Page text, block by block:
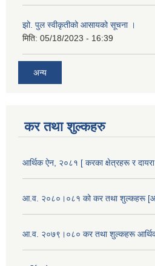
झो. पुल स्वीकृतीको आसायको सूचना ।
मिति: 05/18/2023 - 16:39
अन्य
कर तथा शुल्कहरु
आर्थिक ऐन, २०८१ [ करका क्षेत्रहरू र
आ.व. २०८०।०८१ को कर तथा शुल्कहरू
आ.व. २०७९।०८० कर तथा शुल्कहरू